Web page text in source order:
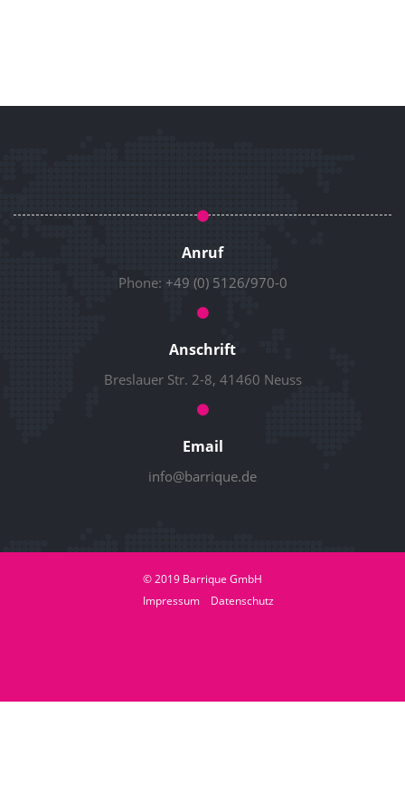
Anruf
Phone: +49 (0) 5126/970-0
Anschrift
Breslauer Str. 2-8, 41460 Neuss
Email
info@barrique.de
© 2019 Barrique GmbH
Impressum
Datenschutz